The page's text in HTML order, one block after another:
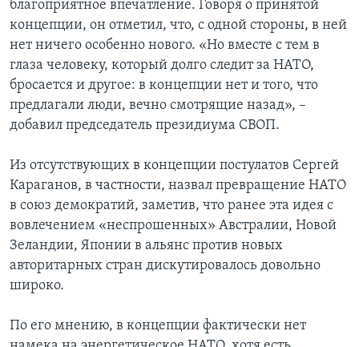
благоприятное впечатление. Говоря о принятой
концепции, он отметил, что, с одной стороны, в ней
нет ничего особенно нового. «Но вместе с тем в
глаза человеку, который долго следит за НАТО,
бросается и другое: в концепции нет и того, что
предлагали люди, вечно смотрящие назад», –
добавил председатель президиума СВОП.
Из отсутствующих в концепции постулатов Сергей
Караганов, в частности, назвал превращение НАТО
в союз демократий, заметив, что ранее эта идея с
вовлечением «неспрошенных» Австралии, Новой
Зеландии, Японии в альянс против новых
авторитарных стран дискутировалось довольно
широко.
По его мнению, в концепции фактически нет